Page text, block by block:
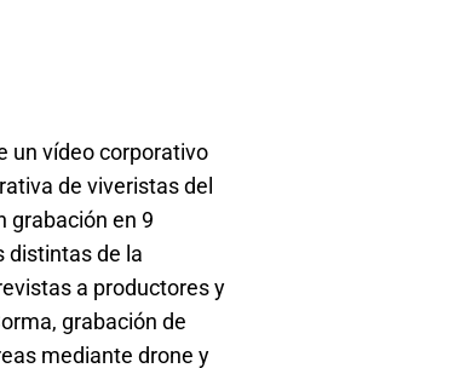
un vídeo corporativo
de viveristas del
grabación en 9
distintas de la
a productores y
grabación de
mediante drone y